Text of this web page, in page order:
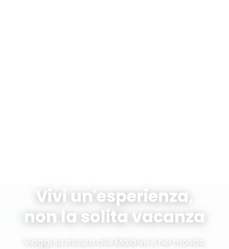
Vivi un'esperienza,
non la solita vacanza
Viaggi su misura alle Maldive e nel mondo,